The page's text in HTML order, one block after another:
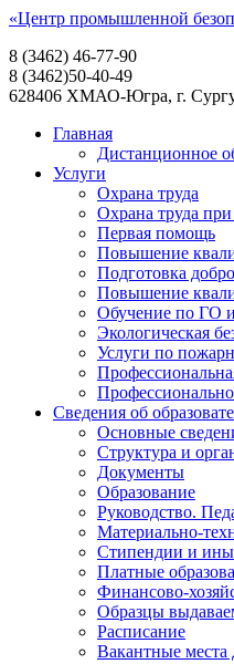
«Центр промышленной
8 (3462) 46-77-90
8 (3462)50-40-49
628406 ХМАО-Югра, г.
Главная
Дистанционное
Услуги
Охрана труда
Охрана труда
Первая помощь
Повышение
Подготовка
Повышение
Обучение по ГО
Экологическая
Услуги по
Сведения об
Основные
Структура и
Документы
Образование
Руководство.
Материально-
Стипендии и
Платные
Финансово-
Образцы
Расписание
Вакантные места